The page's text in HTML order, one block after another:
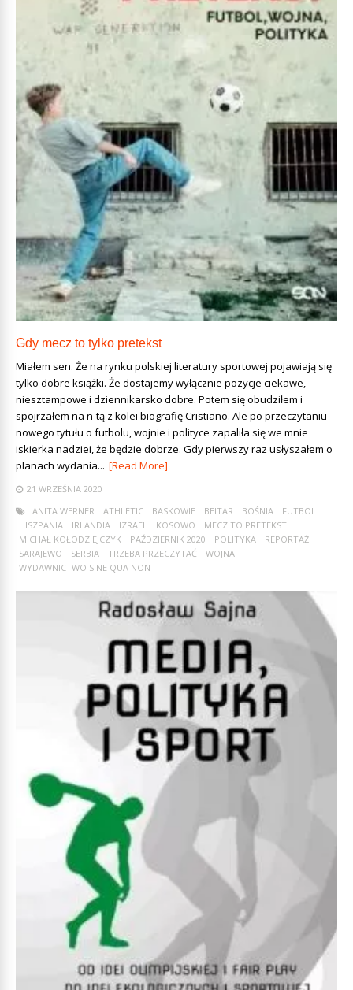
Gdy mecz to tylko pretekst
Miałem sen. Że na rynku polskiej literatury sportowej pojawiają się
tylko dobre książki. Że dostajemy wyłącznie pozycje ciekawe,
niesztampowe i dziennikarsko dobre. Potem się obudziłem i
spojrzałem na n-tą z kolei biografię Cristiano. Ale po przeczytaniu
nowego tytułu o futbolu, wojnie i polityce zapaliła się we mnie
iskierka nadziei, że będzie dobrze. Gdy pierwszy raz usłyszałem o
planach wydania... [Read More]
21 WRZEŚNIA 2020
ANITA WERNER
ATHLETIC BASKOWIE BEITAR BOŚNIA
FUTBOL
HISZPANIA
IRLANDIA IZRAEL KOSOWO
MECZ TO PRETEKST
MICHAŁ KOŁODZIEJCZYK
PAŹDZIERNIK 2020 POLITYKA
REPORTAŻ
SARAJEWO
SERBIA TRZEBA PRZECZYTAĆ
WOJNA
WYDAWNICTWO SINE QUA NON